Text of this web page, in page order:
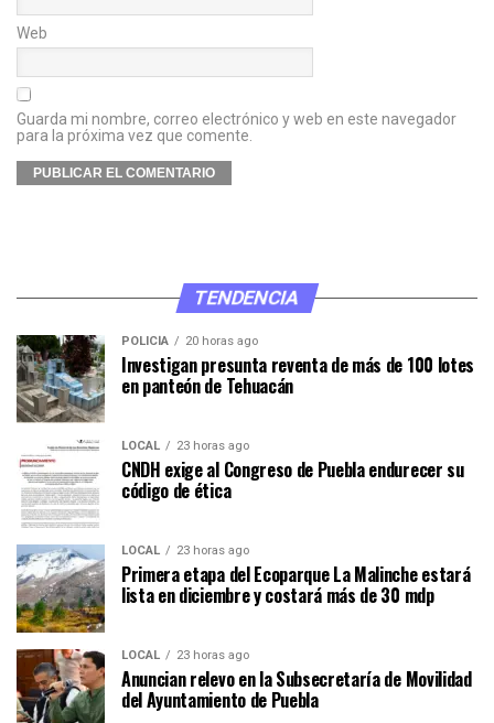
Web
Guarda mi nombre, correo electrónico y web en este navegador
para la próxima vez que comente.
TENDENCIA
POLICÍA 20 horas ago
Investigan presunta reventa de más de 100 lotes
en panteón de Tehuacán
LOCAL 23 horas ago
CNDH exige al Congreso de Puebla endurecer su
código de ética
LOCAL 23 horas ago
Primera etapa del Ecoparque La Malinche estará
lista en diciembre y costará más de 30 mdp
LOCAL 23 horas ago
Anuncian relevo en la Subsecretaría de Movilidad
del Ayuntamiento de Puebla